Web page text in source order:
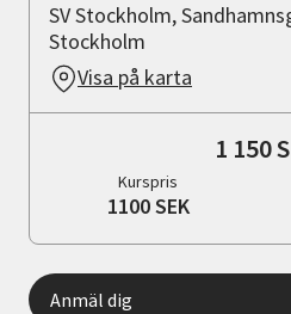
SV Stockholm,
Stockholm
Visa på karta
1 150
Kurspris
1100 SEK
Anmäl dig